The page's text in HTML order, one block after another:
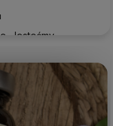
Jesteśmy